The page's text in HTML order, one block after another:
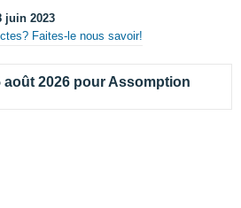
juin 2023
Faites-le nous savoir!
août 2026 pour Assomption